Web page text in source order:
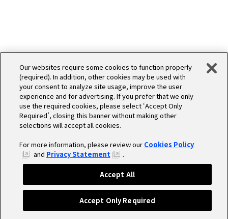
Our websites require some cookies to function properly
(required). In addition, other cookies may be used with
your consent to analyze site usage, improve the user
experience and for advertising. If you prefer that we only
use the required cookies, please select ‘Accept Only
Required’, closing this banner without making other
selections will accept all cookies.
For more information, please review our Cookies Policy
and Privacy Statement .
Accept Only Required
Accept All